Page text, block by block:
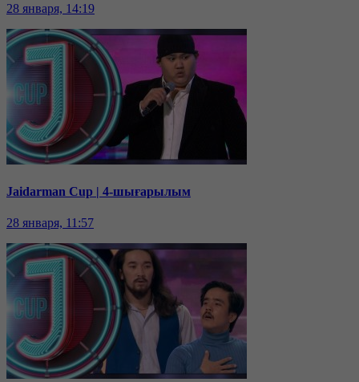
28 января, 14:19
Jaidarman Cup | 4-шығарылым
28 января, 11:57